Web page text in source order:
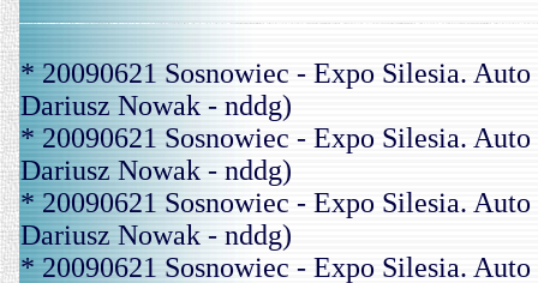
* 20090621 Sosnowiec - Expo Silesia.
Dariusz Nowak - nddg)
* 20090621 Sosnowiec - Expo Silesia.
Dariusz Nowak - nddg)
* 20090621 Sosnowiec - Expo Silesia.
Dariusz Nowak - nddg)
* 20090621 Sosnowiec - Expo Silesia.